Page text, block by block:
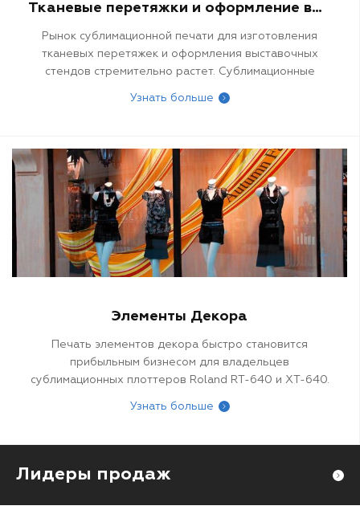
Тканевые перетяжки и оформление выставок
Рынок сублимационной печати для изготовления
тканевых перетяжек и оформления выставочных
стендов стремительно растет. Сублимационные
для изготовления флагов, баннеров и других
того сублимационная печать дает очень яркие цвета,
ткани легче по весу и намного проще и удобнее
обходятся в транспортировке и хранении.
Узнать больше
Элементы Декора
Печать элементов декора быстро становится
прибыльным бизнесом для владельцев
сублимационных плоттеров Roland RT-640 и XT-640.
подходят для печати больших тканевых
позволяют воспроизводить плотные, насыщенные
цвета, что делает их идеальными для широкого
спектра применений декора. Кроме того
Узнать больше
Лидеры продаж